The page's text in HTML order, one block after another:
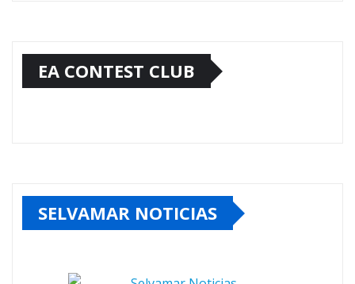
EA CONTEST CLUB
SELVAMAR NOTICIAS